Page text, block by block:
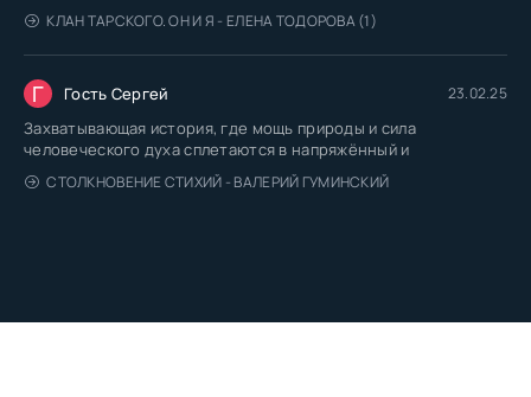
КЛАН ТАРСКОГО. ОН И Я - ЕЛЕНА ТОДОРОВА (1)
Г Гость Сергей 23.02.25
Захватывающая история, где мощь природы и сила
человеческого духа сплетаются в напряжённый и
СТОЛКНОВЕНИЕ СТИХИЙ - ВАЛЕРИЙ ГУМИНСКИЙ